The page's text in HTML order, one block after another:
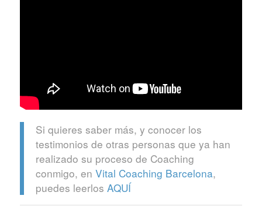
Si quieres saber más, y conocer los
testimonios de otras personas que ya han
realizado su proceso de Coaching
conmigo, en Vital Coaching Barcelona,
puedes leerlos AQUÍ